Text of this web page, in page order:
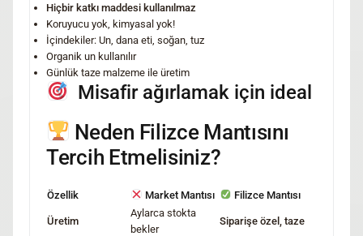
Hiçbir katkı maddesi kullanılmaz
Koruyucu yok, kimyasal yok!
İçindekiler: Un, dana eti, soğan, tuz
Organik un kullanılır
Günlük taze malzeme ile üretim
Misafir ağırlamak için ideal
Neden Filizce Mantısını
Tercih Etmelisiniz?
Özellik Market Mantısı Filizce Mantısı
Üretim
Aylarca stokta
bekler
Siparişe özel, taze